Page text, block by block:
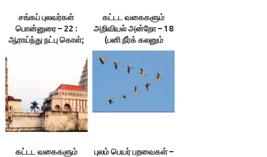
சங்கப் புலவர்கள்
பொன்னுரை – 22 :
ஆராய்ந்து நட்பு கொள்;
இலக்குவனார்திருவள்ளுவன்
கட்டட வகைகளும்
அறிவியல் அன்றோ – 18
(பனி நீர்க் கலனும்
வெந்நீர்க் கலனும்) –
இலக்குவனார்திருவள்ளுவன்
கட்டட வகைகளும்
புலம் பெயர் பறவைகள் –